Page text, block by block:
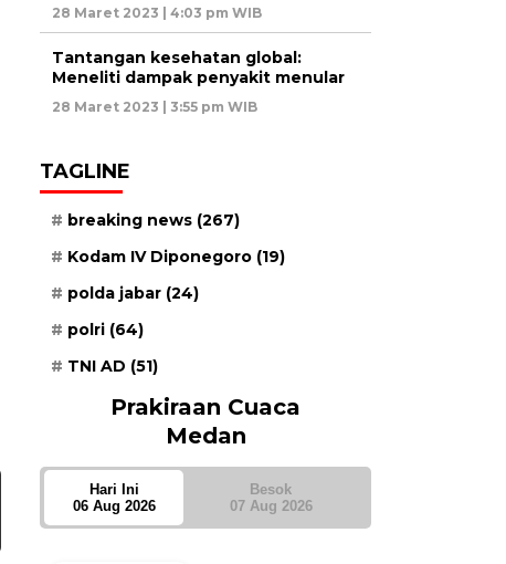
28 Maret 2023 | 4:03 pm WIB
Tantangan kesehatan global:
Meneliti dampak penyakit menular
28 Maret 2023 | 3:55 pm WIB
TAGLINE
breaking news (267)
Kodam IV Diponegoro (19)
polda jabar (24)
polri (64)
TNI AD (51)
Prakiraan Cuaca
Medan
Hari Ini
06 Aug 2026
Besok
07 Aug 2026